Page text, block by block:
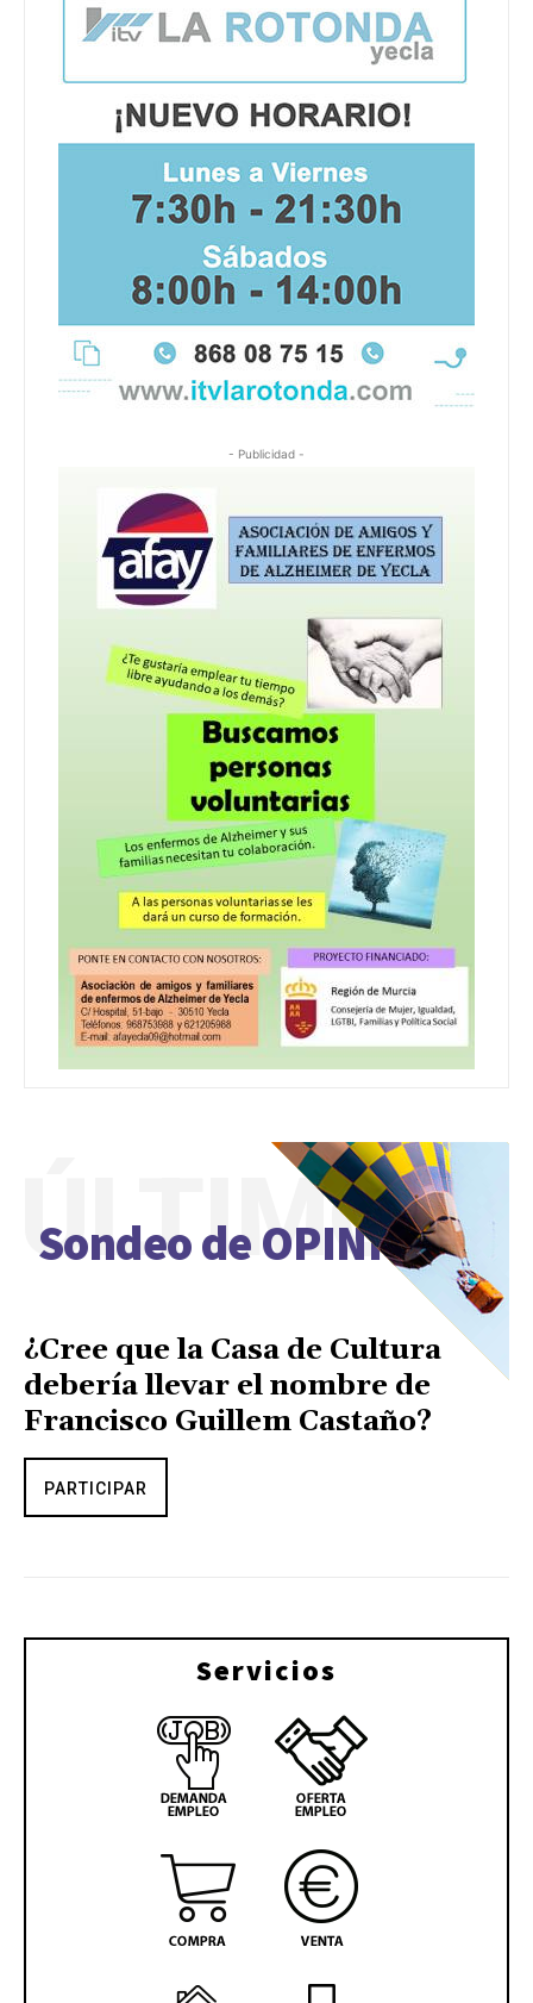
- Publicidad -
Sondeo de OPINIÓN
ÚLTIMO
¿Cree que la Casa de Cultura
debería llevar el nombre de
Francisco Guillem Castaño?
PARTICIPAR
Servicios